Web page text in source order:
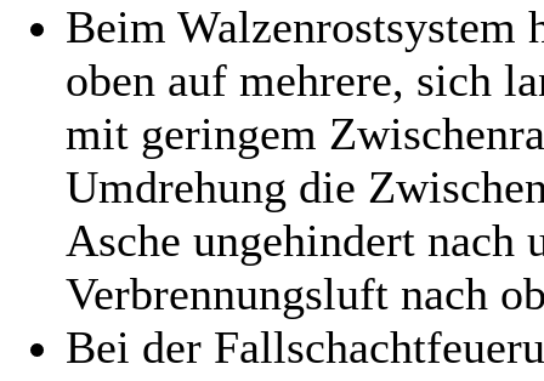
Beim Walzenrostsystem
oben auf mehrere, sich
mit geringem
Umdrehung die
Asche ungehindert nach
Verbrennungsluft nach
Bei der